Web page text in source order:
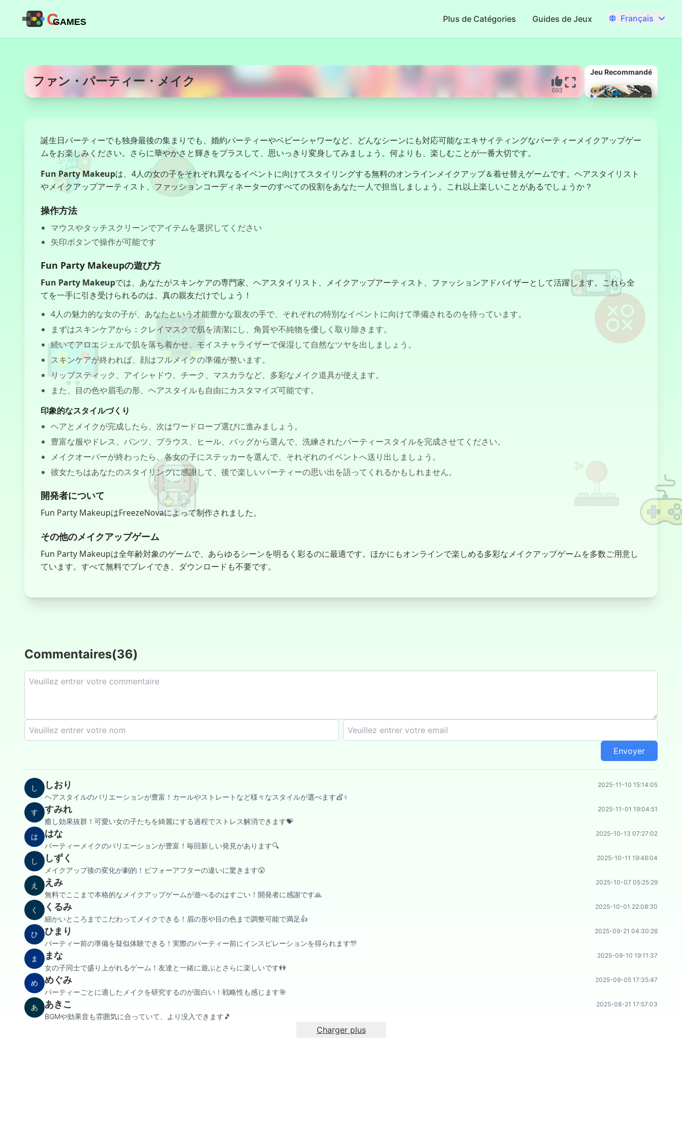
CGAMES Plus de Catégories Guides de Jeux Français
ファン・パーティー・メイク
693
Jeu Recommandé
Police Chase
Drifter :
Chasse-
Poursuite en
Dérive
Balles de Feu
Empilées
Maquillage de
Match de
Tuiles
誕生日パーティーでも独身最後の集まりでも、婚約パーティーやベビーシャワーなど、どんなシーンにも対応可能なエキサイティングなパーティーメイクアップゲー
ムをお楽しみください。さらに華やかさと輝きをプラスして、思いっきり変身してみましょう。何よりも、楽しむことが一番大切です。
Fun Party Makeupは、4人の女の子をそれぞれ異なるイベントに向けてスタイリングする無料のオンラインメイクアップ＆着せ替えゲームです。ヘアスタイリスト
やメイクアップアーティスト、ファッションコーディネーターのすべての役割をあなた一人で担当しましょう。これ以上楽しいことがあるでしょうか？
操作方法
マウスやタッチスクリーンでアイテムを選択してください
矢印ボタンで操作が可能です
Fun Party Makeupの遊び方
Fun Party Makeupでは、あなたがスキンケアの専門家、ヘアスタイリスト、メイクアップアーティスト、ファッションアドバイザーとして活躍します。これら全
てを一手に引き受けられるのは、真の親友だけでしょう！
4人の魅力的な女の子が、あなたという才能豊かな親友の手で、それぞれの特別なイベントに向けて準備されるのを待っています。
まずはスキンケアから：クレイマスクで肌を清潔にし、角質や不純物を優しく取り除きます。
続いてアロエジェルで肌を落ち着かせ、モイスチャライザーで保湿して自然なツヤを出しましょう。
スキンケアが終われば、顔はフルメイクの準備が整います。
リップスティック、アイシャドウ、チーク、マスカラなど、多彩なメイク道具が使えます。
また、目の色や眉毛の形、ヘアスタイルも自由にカスタマイズ可能です。
印象的なスタイルづくり
ヘアとメイクが完成したら、次はワードローブ選びに進みましょう。
豊富な服やドレス、パンツ、ブラウス、ヒール、バッグから選んで、洗練されたパーティースタイルを完成させてください。
メイクオーバーが終わったら、各女の子にステッカーを選んで、それぞれのイベントへ送り出しましょう。
彼女たちはあなたのスタイリングに感謝して、後で楽しいパーティーの思い出を語ってくれるかもしれません。
開発者について
Fun Party MakeupはFreezeNovaによって制作されました。
その他のメイクアップゲーム
Fun Party Makeupは全年齢対象のゲームで、あらゆるシーンを明るく彩るのに最適です。ほかにもオンラインで楽しめる多彩なメイクアップゲームを多数ご用意し
ています。すべて無料でプレイでき、ダウンロードも不要です。
Commentaires(36)
Envoyer
し しおり 2025-11-10 15:14:05
ヘアスタイルのバリエーションが豊富！カールやストレートなど様々なスタイルが選べます💇♀️
す
すみれ 2025-11-01 19:04:51
癒し効果抜群！可愛い女の子たちを綺麗にする過程でストレス解消できます💝
は
はな 2025-10-13 07:27:02
パーティーメイクのバリエーションが豊富！毎回新しい発見があります🔍
し
しずく 2025-10-11 19:48:04
メイクアップ後の変化が劇的！ビフォーアフターの違いに驚きます😲
え
えみ 2025-10-07 05:25:29
無料でここまで本格的なメイクアップゲームが遊べるのはすごい！開発者に感謝です🙏
く
くるみ 2025-10-01 22:08:30
細かいところまでこだわってメイクできる！眉の形や目の色まで調整可能で満足👍
ひ
ひまり 2025-09-21 04:30:26
パーティー前の準備を疑似体験できる！実際のパーティー前にインスピレーションを得られます🎊
ま
まな 2025-09-10 19:11:37
女の子同士で盛り上がれるゲーム！友達と一緒に遊ぶとさらに楽しいです👭
め
めぐみ 2025-09-05 17:35:47
パーティーごとに適したメイクを研究するのが面白い！戦略性も感じます🎯
あ
あきこ 2025-08-21 17:57:03
BGMや効果音も雰囲気に合っていて、より没入できます🎵
Charger plus